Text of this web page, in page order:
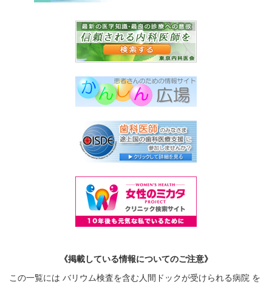
《掲載している情報についてのご注意》
この一覧には バリウム検査を含む人間ドックが受けられる病院 を